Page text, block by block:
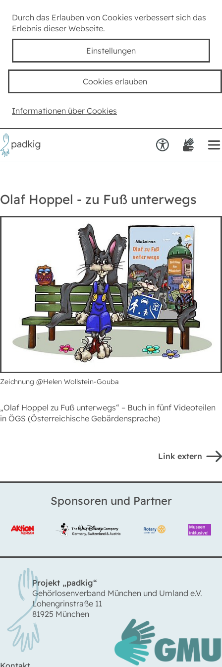
Durch das Erlauben von Cookies verbessert sich das
Erlebnis dieser Webseite.
Einstellungen
Informationen über Cookies
Cookies erlauben
Taube Kultur
Kids
Haben Sie einen Vorschlag?
Olaf Hoppel - zu Fuß unterwegs
Zeichnung @Helen Wollstein-Gouba
„Olaf Hoppel zu Fuß unterwegs“ – Buch in fünf Videoteilen
in ÖGS (Österreichische Gebärdensprache)
Link extern
Sponsoren und Partner
Projekt „padkig“
Gehörlosenverband München und Umland e.V.
Lohengrinstraße 11
81925 München